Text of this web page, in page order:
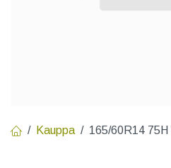
Kauppa 165/60R14